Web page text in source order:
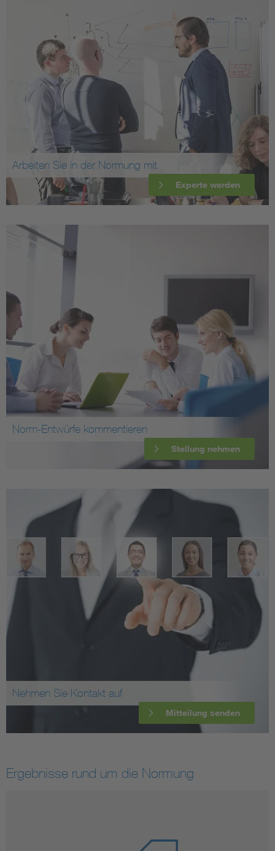
Arbeiten Sie in der Normung mit
Experte werden
Norm-Entwürfe kommentieren
Stellung nehmen
Nehmen Sie Kontakt auf
Mitteilung senden
Ergebnisse rund um die Normung